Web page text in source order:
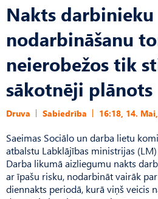
Nakts darbinieku
nodarbināšanu
neierobežos tik
sākotnēji plānots
Druva Sabiedrība 16:18, 14.
Saeimas Sociālo un darba lietu
atbalstu Labklājības ministrijas
Darba likumā aizliegumu nakts
ar īpašu risku, nodarbināt vairāk
diennakts periodā, kurā viņš veicis